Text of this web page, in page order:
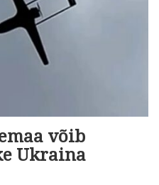
võib
Ukraina